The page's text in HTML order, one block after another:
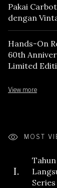
Pakai
dengan
Hands-On
60th
Limited
View more
MOST
I.
Series